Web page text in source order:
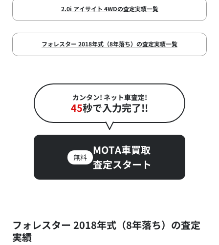
2.0i アイサイト 4WDの査定実績一覧
フォレスター 2018年式（8年落ち）の査定実績一覧
カンタン! ネット車査定!
45秒で入力完了!!
無料
MOTA車買取
査定スタート
フォレスター 2018年式（8年落ち）の査定
実績